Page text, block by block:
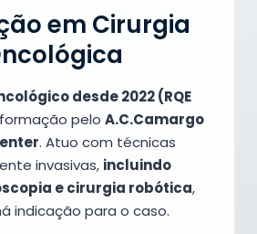
em Cirurgia
desde 2022 (RQE
pelo A.C.Camargo
. Atuo com técnicas
invasivas, incluindo
e cirurgia robótica,
indicação para o caso.